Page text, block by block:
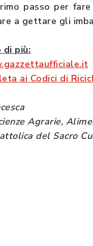
passo per
a gettare gli
di più:
ai Codici di
Agrarie,
del Sacro